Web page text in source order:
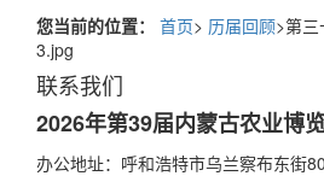
您当前的位置： 首页> 历届回顾>第
3.jpg
联系我们
2026年第39届内蒙古农业博
办公地址：呼和浩特市乌兰察布东街